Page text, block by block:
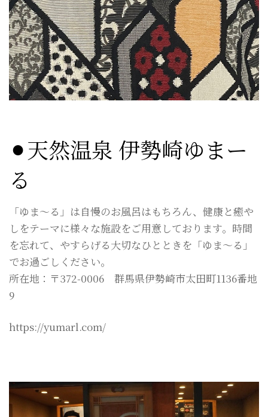
⚫︎天然温泉 伊勢崎ゆまー
る
「ゆま～る」は自慢のお風呂はもちろん、健康と癒や
しをテーマに様々な施設をご用意しております。時間
を忘れて、やすらげる大切なひとときを「ゆま～る」
でお過ごしください。
所在地：〒372-0006 群馬県伊勢崎市太田町1136番地
9
https://yumarl.com/